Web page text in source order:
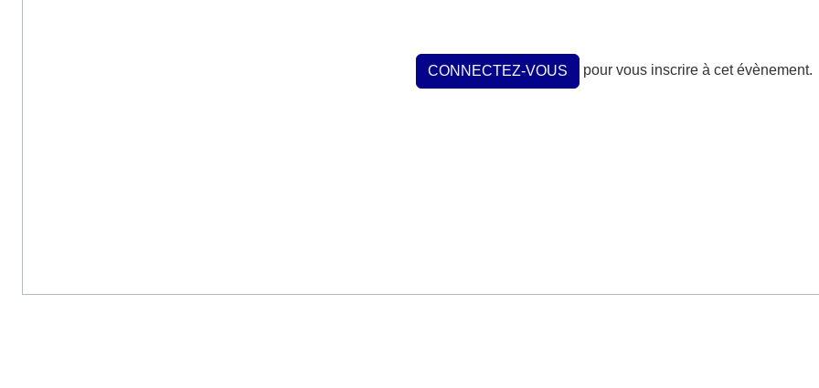
CONNECTEZ-VOUS pour vous inscrire à cet évènement.